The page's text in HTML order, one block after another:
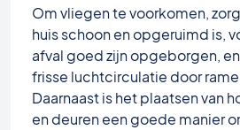
Om vliegen te voorkomen,
huis schoon en opgeruimd is,
afval goed zijn opgeborgen,
frisse luchtcirculatie door
Daarnaast is het plaatsen van
en deuren een goede manier